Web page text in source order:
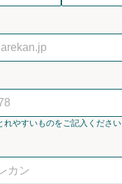
やすいものをご記入ください